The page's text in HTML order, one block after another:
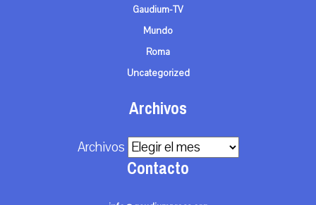
Gaudium-TV
Mundo
Roma
Uncategorized
Archivos
Archivos
Contacto